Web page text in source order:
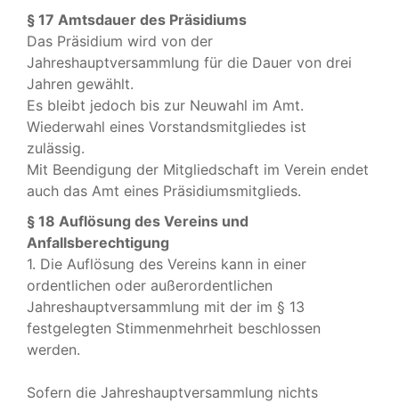
§ 17 Amtsdauer des Präsidiums
Das Präsidium wird von der
Jahreshauptversammlung für die Dauer von drei
Jahren gewählt.
Es bleibt jedoch bis zur Neuwahl im Amt.
Wiederwahl eines Vorstandsmitgliedes ist
zulässig.
Mit Beendigung der Mitgliedschaft im Verein endet
auch das Amt eines Präsidiumsmitglieds.
§ 18 Auflösung des Vereins und
Anfallsberechtigung
1. Die Auflösung des Vereins kann in einer
ordentlichen oder außerordentlichen
Jahreshauptversammlung mit der im § 13
festgelegten Stimmenmehrheit beschlossen
werden.
Sofern die Jahreshauptversammlung nichts